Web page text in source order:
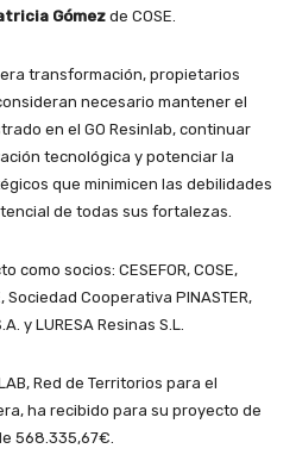
Gómezde COSE.
transformación, propietarios
necesario mantener el
en el GO Resinlab, continuar
tecnológica y potenciar la
que minimicen las debilidades
de todas sus fortalezas.
socios: CESEFOR, COSE,
Sociedad Cooperativa PINASTER,
y LURESA Resinas S.L.
Red de Territorios para el
ha recibido para su proyecto de
568.335,67€.